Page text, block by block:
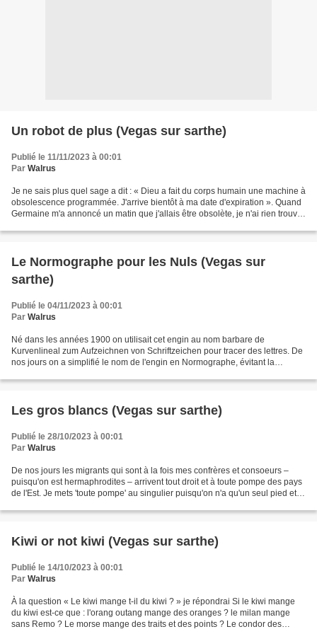
Un robot de plus (Vegas sur sarthe)
Publié le 11/11/2023 à 00:01
Par Walrus
Je ne sais plus quel sage a dit : « Dieu a fait du corps humain une machine à
obsolescence programmée. J'arrive bientôt à ma date d'expiration ». Quand
Germaine m'a annoncé un matin que j'allais être obsolète, je n'ai rien trouvé
Le Normographe pour les Nuls (Vegas sur
sarthe)
Publié le 04/11/2023 à 00:01
Par Walrus
Né dans les années 1900 on utilisait cet engin au nom barbare de
Kurvenlineal zum Aufzeichnen von Schriftzeichen pour tracer des lettres. De
nos jours on a simplifié le nom de l'engin en Normographe, évitant la
Les gros blancs (Vegas sur sarthe)
Publié le 28/10/2023 à 00:01
Par Walrus
De nos jours les migrants qui sont à la fois mes confrères et consoeurs –
puisqu'on est hermaphrodites – arrivent tout droit et à toute pompe des pays
de l'Est. Je mets 'toute pompe' au singulier puisqu'on n'a qu'un seul pied et si
Kiwi or not kiwi (Vegas sur sarthe)
Publié le 14/10/2023 à 00:01
Par Walrus
À la question « Le kiwi mange t-il du kiwi ? » je répondrai Si le kiwi mange
du kiwi est-ce que : l'orang outang mange des oranges ? le milan mange
sans Remo ? Le morse mange des traits et des points ? Le condor des